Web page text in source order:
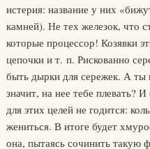
истерия: название у них
камней). Не тех железок, что
которые процессор! Козявки
цепочки и т. п. Рискованно
быть дырки для сережек. А
значит, на нее тебе плевать?
для этих целей не годится:
жениться. В итоге будет
она, пытаясь сочинить такую